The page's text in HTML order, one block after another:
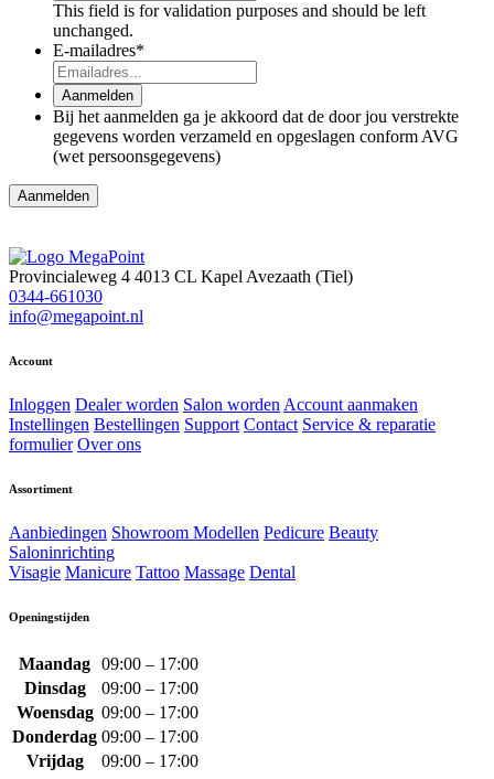
This field is for validation purposes and should be left
unchanged.
E-mailadres*
Aanmelden
Bij het aanmelden ga je akkoord dat de door jou verstrekte
gegevens worden verzameld en opgeslagen conform AVG
(wet persoonsgegevens)
Aanmelden
Provincialeweg 4 4013 CL Kapel Avezaath (Tiel)
0344-661030
info@megapoint.nl
Account
Inloggen Dealer worden Salon worden Account aanmaken
Instellingen Bestellingen Support Contact Service & reparatie
formulier Over ons
Assortiment
Aanbiedingen Showroom Modellen Pedicure Beauty
Saloninrichting
Visagie Manicure Tattoo Massage Dental
Openingstijden
Maandag 09:00 – 17:00
Dinsdag
09:00 – 17:00
Woensdag 09:00 – 17:00
Donderdag 09:00 – 17:00
Vrijdag
09:00 – 17:00